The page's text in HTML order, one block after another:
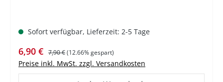
Sofort verfügbar, Lieferzeit: 2-5 Tage
Verkaufspreis:
6,90 € Regulärer Preis:
7,90 €(12.66% gespart)
Preise inkl. MwSt. zzgl. Versandkosten